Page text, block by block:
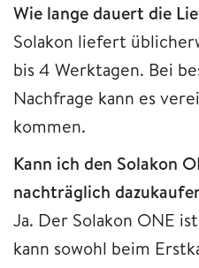
Wie lange dauert die
Solakon liefert
bis 4 Werktagen. Bei
Nachfrage kann es
kommen.
Kann ich den Solakon
nachträglich
Ja. Der Solakon ONE
kann sowohl beim